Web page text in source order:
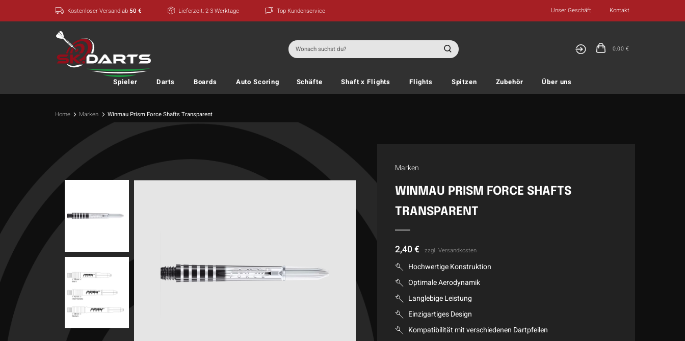
Kostenloser Versand ab50 € Lieferzeit: 2-3 Werktage Top Kundenservice Unser Geschäft Kontakt
Suchen
nach:
0,00 €
Spieler Darts Boards Auto Scoring Schäfte Shaft x Flights Flights Spitzen Zubehör Über uns
Home Marken Winmau Prism Force Shafts Transparent
Marken
WINMAU PRISM FORCE SHAFTS
TRANSPARENT
2,40€ zzgl. Versandkosten
Hochwertige Konstruktion
Optimale Aerodynamik
Langlebige Leistung
Einzigartiges Design
Kompatibilität mit verschiedenen Dartpfeilen